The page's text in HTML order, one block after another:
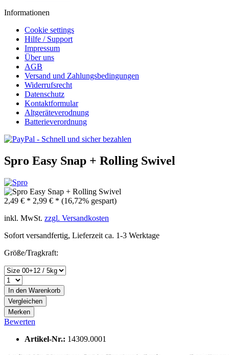
Informationen
Cookie settings
Hilfe / Support
Impressum
Über uns
AGB
Versand und Zahlungsbedingungen
Widerrufsrecht
Datenschutz
Kontaktformular
Altgeräteverodnung
Batterieverordnung
Spro Easy Snap + Rolling Swivel
2,49 € * 2,99 € * (16,72% gespart)
inkl. MwSt. zzgl. Versandkosten
Sofort versandfertig, Lieferzeit ca. 1-3 Werktage
Größe/Tragkraft:
In den Warenkorb
Vergleichen
Merken
Bewerten
Artikel-Nr.: 14309.0001